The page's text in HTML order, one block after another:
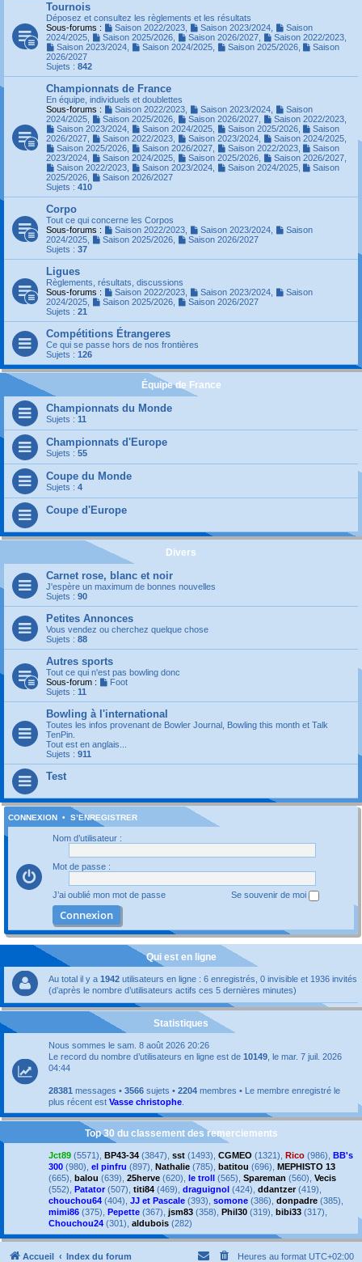
Tournois
Déposez et consultez les règlements et les résultats
Sous-forums :
Saison 2022/2023, Saison 2023/2024,
Saison
2024/2025
Saison 2025/2026, Saison 2026/2027, Saison 2022/2023,
Saison 2023/2024, Saison 2024/2025, Saison 2025/2026,
Saison
2026/2027
Sujets : 842
Championnats de France
En équipe, individuels et doublettes
Sous-forums :
Saison 2022/2023, Saison 2023/2024,
Saison
2024/2025
Saison 2025/2026, Saison 2026/2027, Saison 2022/2023,
Saison 2023/2024, Saison 2024/2025, Saison 2025/2026,
Saison
2026/2027
Saison 2022/2023, Saison 2023/2024, Saison 2024/2025,
Saison 2025/2026, Saison 2026/2027, Saison 2022/2023,
Saison
2023/2024
Saison 2024/2025, Saison 2025/2026, Saison 2026/2027,
Saison 2022/2023, Saison 2023/2024, Saison 2024/2025,
Saison
2025/2026
Saison 2026/2027
Sujets : 410
Corpo
Tout ce qui concerne les Corpos
Sous-forums :
Saison 2022/2023, Saison 2023/2024,
Saison
2024/2025
Saison 2025/2026,
Saison 2026/2027
Sujets : 37
Ligues
Règlements, résultats, discussions
Sous-forums :
Saison 2022/2023, Saison 2023/2024,
Saison
2024/2025
Saison 2025/2026,
Saison 2026/2027
Sujets : 21
Compétitions Étrangeres
Ce qui se passe hors de nos frontières
Sujets : 126
Équipe de France
Championnats du Monde
Sujets : 11
Championnats d'Europe
Sujets : 55
Coupe du Monde
Sujets : 4
Coupe d'Europe
Divers
Carnet rose, blanc et noir
J'espère un maximum de bonnes nouvelles
Sujets : 90
Petites Annonces
Vous vendez ou cherchez quelque chose
Sujets : 88
Autres sports
Tout ce qui n'est pas bowling donc
Sous-forum :
Foot
Sujets : 11
Bowling à l'international
Toutes les infos provenant de Bowler Journal, Bowling this month et Talk
TenPin.
Tout est en anglais...
Sujets : 911
Test
CONNEXION • S’ENREGISTRER
Nom d’utilisateur :
Mot de passe :
J’ai oublié mon mot de passe Se souvenir de moi
Qui est en ligne
Au total il y a 1942 utilisateurs en ligne : 6 enregistrés, 0 invisible et 1936 invités
(d’après le nombre d’utilisateurs actifs ces 5 dernières minutes)
Statistiques
Nous sommes le sam. 8 août 2026 20:26
Le record du nombre d’utilisateurs en ligne est de 10149 , le mar. 7 juil. 2026
04:44
28381 messages • 3566 sujets • 2204 membres • Le membre enregistré le
plus récent est Vasse christophe
Top 30 du classement des remerciements
Jct89 (5571), BP43-34 (3847), sst (1493), CGMEO (1321), Rico (986), BB's
300 (980), el pinfru (897), Nathalie (785), batitou (696), MEPHISTO 13
(665), balou (639), 25herve (620), le troll (565), Spareman (560), Vecis
(552), Patator (507), titi84 (469), draguignol (424), ddantzer(419),
chouchou64 (404), JJ et Pascale (393), somone (386), donpadre (385),
mimi86 (375), Pepette (367), jsm83 (358), Phil30 (319), bibi33 (317),
Chouchou24 (301), aldubois (282)
Accueil Index du forum Heures au format UTC+02:00